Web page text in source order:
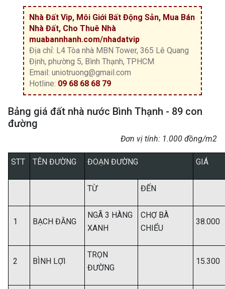
Nhà Đất Vip, Môi Giới Bất Động Sản, Mua Bán
Nhà Đất, Cho Thuê Nhà
muabannhanh.com/nhadatvip
Địa chỉ: L4 Tòa nhà MBN Tower, 365 Lê Quang
Định, phường 5, Bình Thạnh, TPHCM
Email: uniotruong@gmail.com
Hotline: 09 68 68 68 79
Bảng giá đất nhà nước Bình Thạnh - 89 con
đường
Đơn vị tính: 1.000 đồng/m2
STT TÊN ĐƯỜNG ĐOẠN ĐƯỜNG GIÁ
TỪ ĐẾN
1 BẠCH ĐẰNG
NGÃ 3 HÀNG
XANH
CHỢ BÀ
CHIỂU
38.000
2 BÌNH LỢI
TRỌN
ĐƯỜNG
15.300